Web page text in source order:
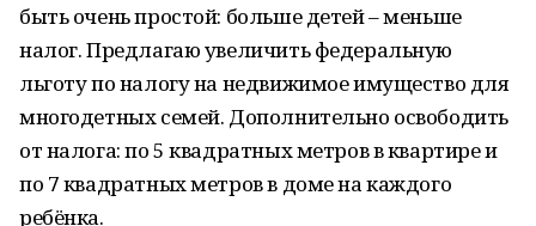
быть очень простой: больше детей – меньше
налог. Предлагаю увеличить федеральную
льготу по налогу на недвижимое имущество для
многодетных семей. Дополнительно освободить
от налога: по 5 квадратных метров в квартире и
по 7 квадратных метров в доме на каждого
ребёнка.